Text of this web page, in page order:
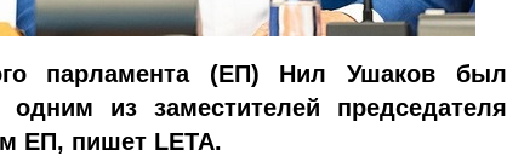
парламента (ЕП) Нил Ушаков был
одним из заместителей председателя
ЕП, пишет LETA.